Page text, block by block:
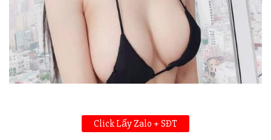
Click Lấy Zalo + SĐT